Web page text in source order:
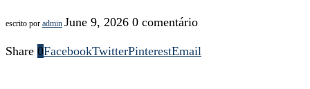
escrito por admin June 9, 2026 0 comentário
Share 0FacebookTwitterPinterestEmail